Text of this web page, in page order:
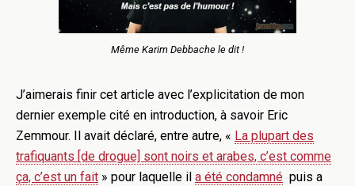
Même Karim Debbache le dit !
J’aimerais finir cet article avec l’explicitation de mon
dernier exemple cité en introduction, à savoir Eric
Zemmour. Il avait déclaré, entre autre, « La plupart des
trafiquants [de drogue] sont noirs et arabes, c’est comme
ça, c’est un fait » pour laquelle il a été condamné puis a